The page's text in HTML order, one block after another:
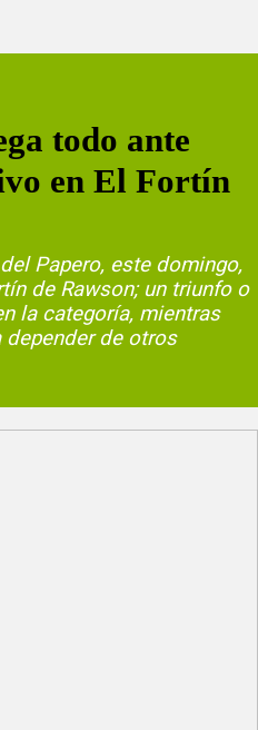
todo ante
en El Fortín
Papero, este domingo,
de Rawson; un triunfo o
la categoría, mientras
depender de otros